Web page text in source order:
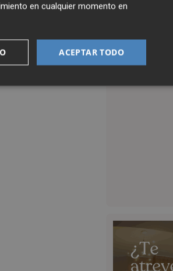
en cualquier momento en
ACEPTAR TODO